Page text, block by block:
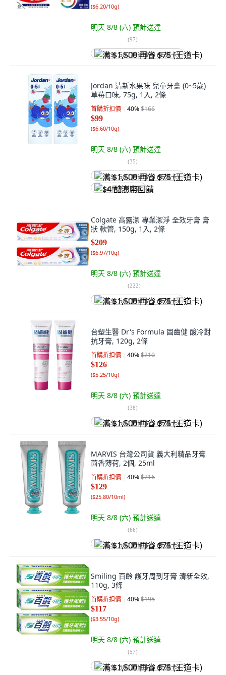
($6.20/10g)
明天 8/8 (六) 預計送達
(97)
满 $1,500 再省 $75 (王道卡)
Jordan 清新水果味 兒童牙膏 (0~5歲)
草莓口味, 75g, 1入, 2條
首購折扣價 40%$166
$99
($6.60/10g)
明天 8/8 (六) 預計送達
(35)
满 $1,500 再省 $75 (王道卡)
$4 酷澎幣回饋
Colgate 高露潔 專業潔淨 全效牙膏 膏
狀 軟管, 150g, 1入, 2條
$209
($6.97/10g)
明天 8/8 (六) 預計送達
(222)
满 $1,500 再省 $75 (王道卡)
台塑生醫 Dr's Formula 固齒健 酸冷對
抗牙膏, 120g, 2條
首購折扣價 40%$210
$126
($5.25/10g)
明天 8/8 (六) 預計送達
(38)
满 $1,500 再省 $75 (王道卡)
MARVIS 台灣公司貨 義大利精品牙膏
茴香薄荷, 2個, 25ml
首購折扣價 40%$216
$129
($25.80/10ml)
明天 8/8 (六) 預計送達
(66)
满 $1,500 再省 $75 (王道卡)
Smiling 百齡 護牙周到牙膏 清新全效,
110g, 3條
首購折扣價 40%$195
$117
($3.55/10g)
明天 8/8 (六) 預計送達
(57)
满 $1,500 再省 $75 (王道卡)